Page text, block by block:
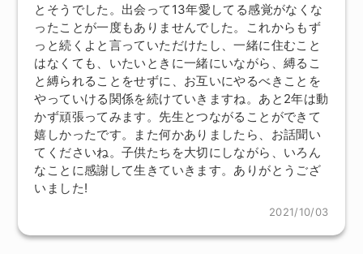
とそうでした。出会って13年愛してる感覚がなくな
ったことが一度もありませんでした。これからもず
っと続くよと言っていただけたし、一緒に住むこと
はなくても、いたいときに一緒にいながら、縛るこ
と縛られることをせずに、お互いにやるべきことを
やっていける関係を続けていきますね。あと2年は動
かず頑張ってみます。先生とつながることができて
嬉しかったです。また何かありましたら、お話聞い
てくださいね。子供たちを大切にしながら、いろん
なことに感謝して生きていきます。ありがとうござ
いました!
2021/10/03